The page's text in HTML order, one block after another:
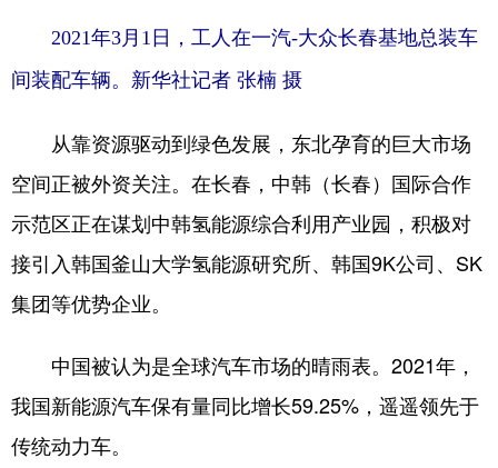
2021年3月1日，工人在一汽-大众长春基地总装车
间装配车辆。新华社记者 张楠 摄
从靠资源驱动到绿色发展，东北孕育的巨大市场
空间正被外资关注。在长春，中韩（长春）国际合作
示范区正在谋划中韩氢能源综合利用产业园，积极对
接引入韩国釜山大学氢能源研究所、韩国9K公司、SK
集团等优势企业。
中国被认为是全球汽车市场的晴雨表。2021年，
我国新能源汽车保有量同比增长59.25%，遥遥领先于
传统动力车。